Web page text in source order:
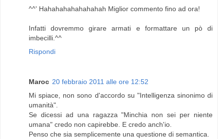
^^' Hahahahahahahahah Miglior commento fino ad ora!
Infatti dovremmo girare armati e formattare un pò di
imbecilli.^^
Rispondi
Maroc 20 febbraio 2011 alle ore 12:52
Mi spiace, non sono d'accordo su "Intelligenza sinonimo di
umanità".
Se dicessi ad una ragazza "Minchia non sei per niente
umana" credo non capirebbe. E credo anch'io.
Penso che sia semplicemente una questione di semantica.